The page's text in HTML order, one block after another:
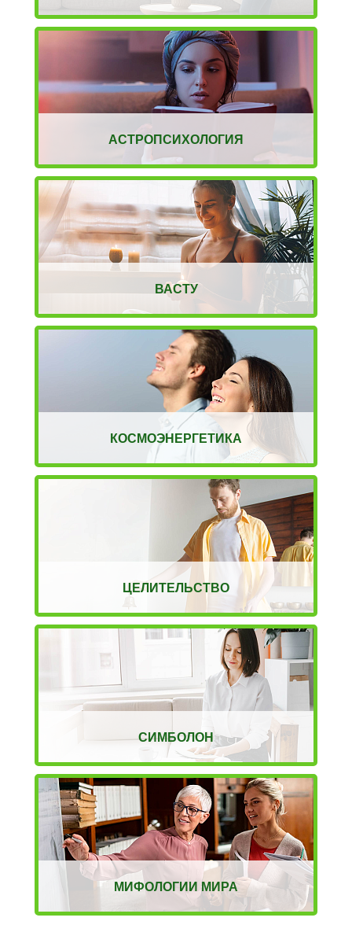
АСТРОПСИХОЛОГИЯ
ВАСТУ
КОСМОЭНЕРГЕТИКА
ЦЕЛИТЕЛЬСТВО
СИМБОЛОН
МИФОЛОГИИ МИРА